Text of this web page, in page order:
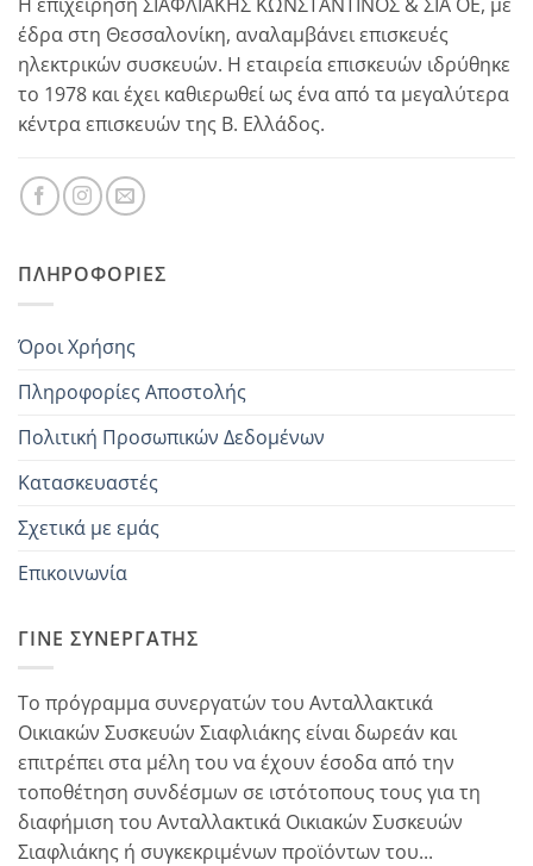
έδρα στη Θεσσαλονίκη, αναλαμβάνει επισκευές
ηλεκτρικών συσκευών. Η εταιρεία επισκευών ιδρύθηκε
το 1978 και έχει καθιερωθεί ως ένα από τα μεγαλύτερα
κέντρα επισκευών της Β. Ελλάδος.
ΠΛΗΡΟΦΟΡΊΕΣ
Όροι Χρήσης
Πληροφορίες Αποστολής
Πολιτική Προσωπικών Δεδομένων
Κατασκευαστές
Σχετικά με εμάς
Επικοινωνία
ΓΊΝΕ ΣΥΝΕΡΓΆΤΗΣ
Το πρόγραμμα συνεργατών του Ανταλλακτικά
Οικιακών Συσκευών Σιαφλιάκης είναι δωρεάν και
επιτρέπει στα μέλη του να έχουν έσοδα από την
τοποθέτηση συνδέσμων σε ιστότοπους τους για τη
διαφήμιση του Ανταλλακτικά Οικιακών Συσκευών
Σιαφλιάκης ή συγκεκριμένων προϊόντων του...